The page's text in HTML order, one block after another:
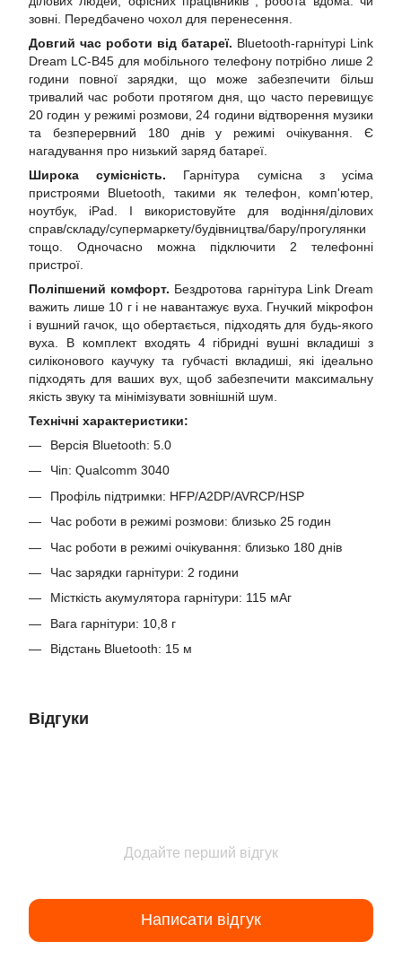
зовні. Передбачено чохол для перенесення.
Довгий час роботи від батареї. Bluetooth-гарнітурі Link
Dream LC-B45 для мобільного телефону потрібно лише 2
години повної зарядки, що може забезпечити більш
тривалий час роботи протягом дня, що часто перевищує
20 годин у режимі розмови, 24 години відтворення музики
та безперервний 180 днів у режимі очікування. Є
нагадування про низький заряд батареї.
Широка сумісність. Гарнітура сумісна з усіма
пристроями Bluetooth, такими як телефон, комп'ютер,
ноутбук, iPad. І використовуйте для водіння/ділових
справ/складу/супермаркету/будівництва/бару/прогулянки
тощо. Одночасно можна підключити 2 телефонні
пристрої.
Поліпшений комфорт. Бездротова гарнітура Link Dream
важить лише 10 г і не навантажує вуха. Гнучкий мікрофон
і вушний гачок, що обертається, підходять для будь-якого
вуха. В комплект входять 4 гібридні вушні вкладиші з
силіконового каучуку та губчасті вкладиші, які ідеально
підходять для ваших вух, щоб забезпечити максимальну
якість звуку та мінімізувати зовнішній шум.
Технічні характеристики:
Версія Bluetooth: 5.0
Чіп: Qualcomm 3040
Профіль підтримки: HFP/A2DP/AVRCP/HSP
Час роботи в режимі розмови: близько 25 годин
Час роботи в режимі очікування: близько 180 днів
Час зарядки гарнітури: 2 години
Місткість акумулятора гарнітури: 115 мАг
Вага гарнітури: 10,8 г
Відстань Bluetooth: 15 м
Відгуки
Додайте перший відгук
Написати відгук